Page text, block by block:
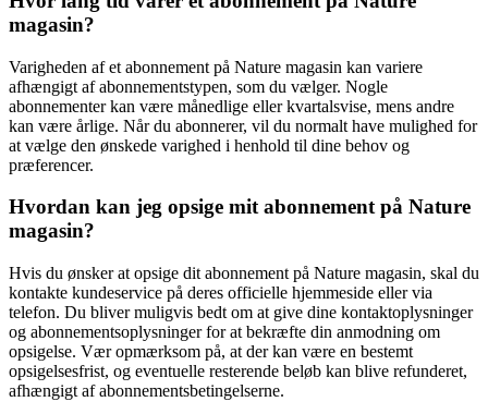
magasin?
Varigheden af et abonnement på Nature magasin kan variere
afhængigt af abonnementstypen, som du vælger. Nogle
abonnementer kan være månedlige eller kvartalsvise, mens andre
kan være årlige. Når du abonnerer, vil du normalt have mulighed for
at vælge den ønskede varighed i henhold til dine behov og
præferencer.
Hvordan kan jeg opsige mit abonnement på Nature
magasin?
Hvis du ønsker at opsige dit abonnement på Nature magasin, skal du
kontakte kundeservice på deres officielle hjemmeside eller via
telefon. Du bliver muligvis bedt om at give dine kontaktoplysninger
og abonnementsoplysninger for at bekræfte din anmodning om
opsigelse. Vær opmærksom på, at der kan være en bestemt
opsigelsesfrist, og eventuelle resterende beløb kan blive refunderet,
afhængigt af abonnementsbetingelserne.